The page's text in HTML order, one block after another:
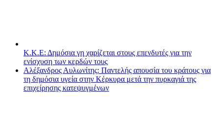
Κ.Κ.Ε: Δημόσια γη χαρίζεται στους επενδυτές για την
ενίσχυση των κερδών τους
Αλέξανδρος Αυλωνίτης: Παντελής απουσία του κράτους για
τη δημόσια υγεία στην Κέρκυρα μετά την πυρκαγιά της
επιχείρησης κατεψυγμένων